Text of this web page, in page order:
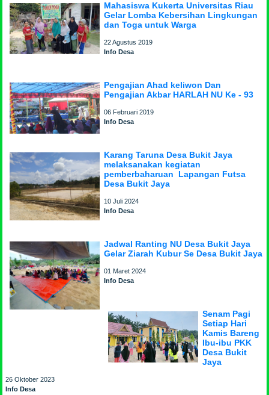
Mahasiswa Kukerta Universitas Riau
Gelar Lomba Kebersihan Lingkungan
dan Toga untuk Warga
22 Agustus 2019
Info Desa
Pengajian Ahad keliwon Dan
Pengajian Akbar HARLAH NU Ke - 93
06 Februari 2019
Info Desa
Karang Taruna Desa Bukit Jaya
melaksanakan kegiatan
pemberbaharuan Lapangan Futsa
Desa Bukit Jaya
10 Juli 2024
Info Desa
Jadwal Ranting NU Desa Bukit Jaya
Gelar Ziarah Kubur Se Desa Bukit Jaya
01 Maret 2024
Info Desa
Senam Pagi
Setiap Hari
Kamis Bareng
Ibu-ibu PKK
Desa Bukit
Jaya
26 Oktober 2023
Info Desa